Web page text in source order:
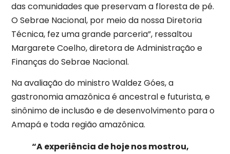
das comunidades que preservam a floresta de pé.
O Sebrae Nacional, por meio da nossa Diretoria
Técnica, fez uma grande parceria”, ressaltou
Margarete Coelho, diretora de Administração e
Finanças do Sebrae Nacional.
Na avaliação do ministro Waldez Góes, a
gastronomia amazônica é ancestral e futurista, e
sinônimo de inclusão e de desenvolvimento para o
Amapá e toda região amazônica.
“A experiência de hoje nos mostrou,